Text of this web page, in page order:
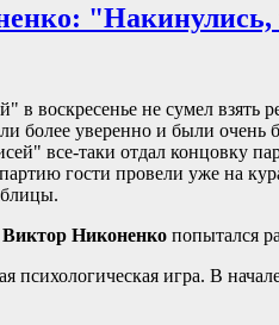
в воскресенье не сумел взять
более уверенно и были очень
все-таки отдал концовку
гости провели уже на
Никоненко попытался
психологическая игра. В